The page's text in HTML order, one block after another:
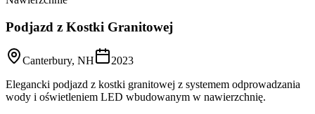
Podjazd z Kostki Granitowej
Canterbury, NH
2023
Elegancki podjazd z kostki granitowej z systemem odprowadzania
wody i oświetleniem LED wbudowanym w nawierzchnię.